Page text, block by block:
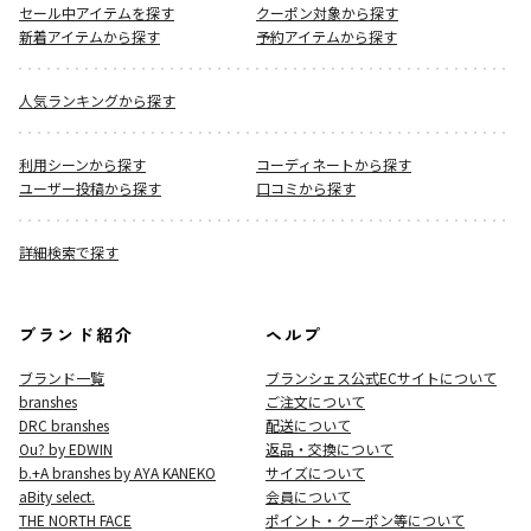
セール中アイテムを探す
クーポン対象から探す
新着アイテムから探す
予約アイテムから探す
人気ランキングから探す
利用シーンから探す
コーディネートから探す
ユーザー投稿から探す
口コミから探す
詳細検索で探す
ブランド紹介
ブランド一覧
branshes
DRC branshes
Ou? by EDWIN
b.+A branshes by AYA KANEKO
aBity select.
THE NORTH FACE
ヘルプ
ブランシェス公式ECサイトについて
ご注文について
配送について
返品・交換について
サイズについて
会員について
ポイント・クーポン等について